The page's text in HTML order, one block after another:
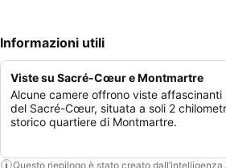
Informazioni utili
Viste su Sacré-Cœur e Montmartre
Alcune camere offrono viste affascinanti
del Sacré-Cœur, situata a soli 2
storico quartiere di Montmartre.
Questo riepilogo è stato creato